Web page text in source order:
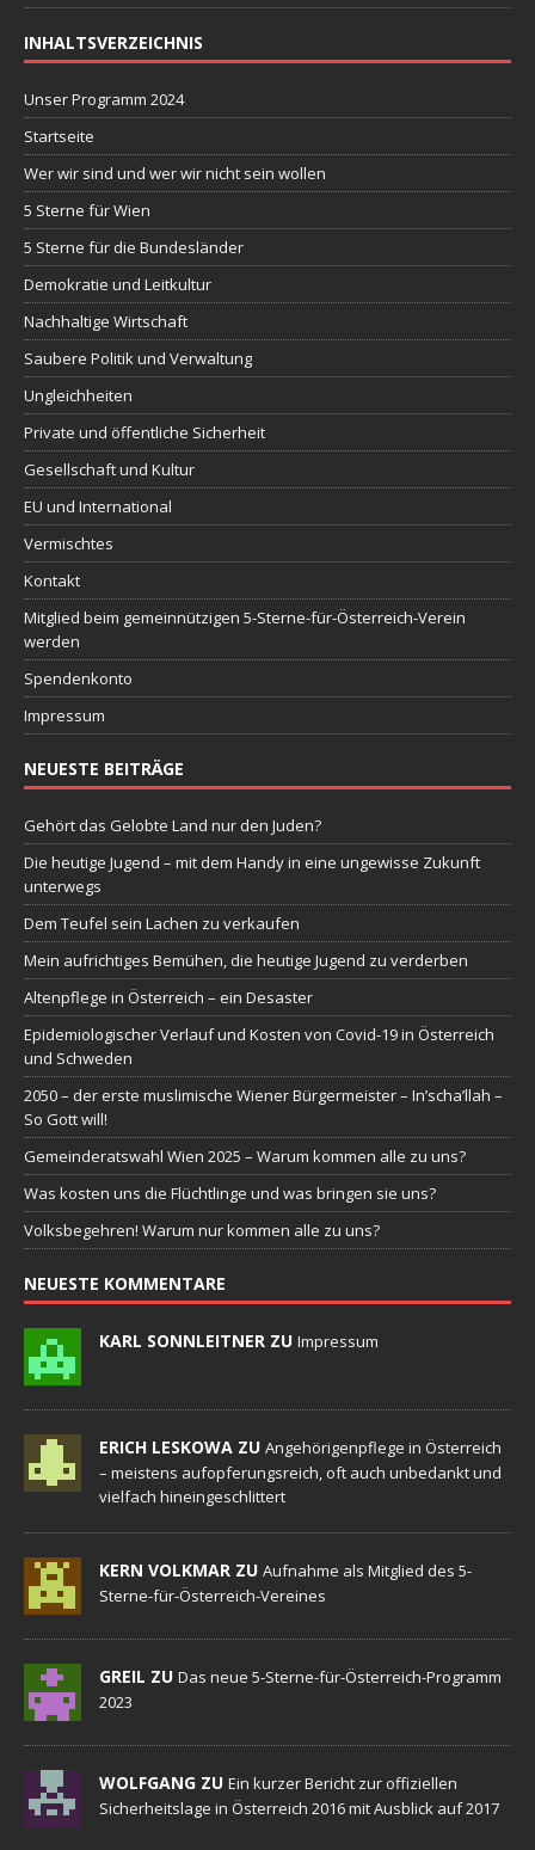
INHALTSVERZEICHNIS
Unser Programm 2024
Startseite
Wer wir sind und wer wir nicht sein wollen
5 Sterne für Wien
5 Sterne für die Bundesländer
Demokratie und Leitkultur
Nachhaltige Wirtschaft
Saubere Politik und Verwaltung
Ungleichheiten
Private und öffentliche Sicherheit
Gesellschaft und Kultur
EU und International
Vermischtes
Kontakt
Mitglied beim gemeinnützigen 5-Sterne-für-Österreich-Verein
werden
Spendenkonto
Impressum
NEUESTE BEITRÄGE
Gehört das Gelobte Land nur den Juden?
Die heutige Jugend – mit dem Handy in eine ungewisse Zukunft
unterwegs
Dem Teufel sein Lachen zu verkaufen
Mein aufrichtiges Bemühen, die heutige Jugend zu verderben
Altenpflege in Österreich – ein Desaster
Epidemiologischer Verlauf und Kosten von Covid-19 in Österreich
und Schweden
2050 – der erste muslimische Wiener Bürgermeister – In’scha’llah –
So Gott will!
Gemeinderatswahl Wien 2025 – Warum kommen alle zu uns?
Was kosten uns die Flüchtlinge und was bringen sie uns?
Volksbegehren! Warum nur kommen alle zu uns?
NEUESTE KOMMENTARE
KARL SONNLEITNER ZU Impressum
ERICH LESKOWA ZU Angehörigenpflege in Österreich
– meistens aufopferungsreich, oft auch unbedankt und
vielfach hineingeschlittert
KERN VOLKMAR ZU Aufnahme als Mitglied des 5-
Sterne-für-Österreich-Vereines
GREIL ZU Das neue 5-Sterne-für-Österreich-Programm
2023
WOLFGANG ZU Ein kurzer Bericht zur offiziellen
Sicherheitslage in Österreich 2016 mit Ausblick auf 2017